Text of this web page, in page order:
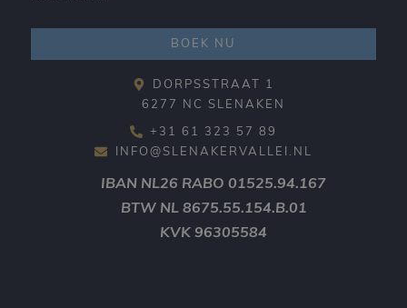
BOEK NU
DORPSSTRAAT 1
6277 NC SLENAKEN
+31 61 323 57 89
INFO@SLENAKERVALLEI.NL
IBAN NL26 RABO 01525.94.167
BTWNL 8675.55.154.B.01
KVK 96305584